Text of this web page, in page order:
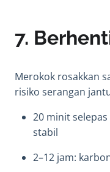
7.
Merokok rosakkan
risiko serangan
20 minit
stabil
2–12 jam: